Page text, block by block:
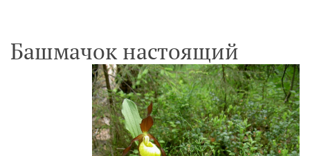
Башмачок настоящий